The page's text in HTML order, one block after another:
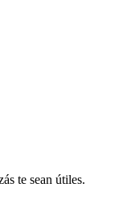
te sean útiles.